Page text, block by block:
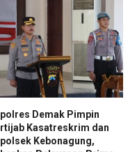
Demak Pimpin
Kasatreskrim dan
Kebonagung,